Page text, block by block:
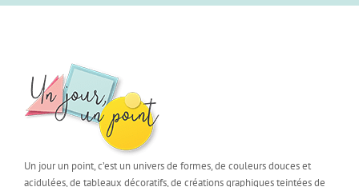
Un jour un point, c’est un univers de formes, de couleurs douces et
acidulées, de tableaux décoratifs, de créations graphiques teintées de